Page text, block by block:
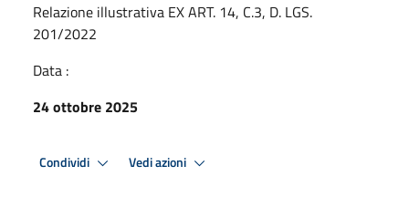
Relazione illustrativa EX ART. 14, C.3, D. LGS.
201/2022
Data :
24 ottobre 2025
Condividi Vedi azioni